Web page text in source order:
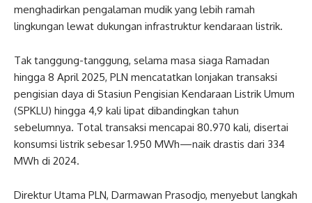
menghadirkan pengalaman mudik yang lebih ramah
lingkungan lewat dukungan infrastruktur kendaraan listrik.
Tak tanggung-tanggung, selama masa siaga Ramadan
hingga 8 April 2025, PLN mencatatkan lonjakan transaksi
pengisian daya di Stasiun Pengisian Kendaraan Listrik Umum
(SPKLU) hingga 4,9 kali lipat dibandingkan tahun
sebelumnya. Total transaksi mencapai 80.970 kali, disertai
konsumsi listrik sebesar 1.950 MWh—naik drastis dari 334
MWh di 2024.
Direktur Utama PLN, Darmawan Prasodjo, menyebut langkah